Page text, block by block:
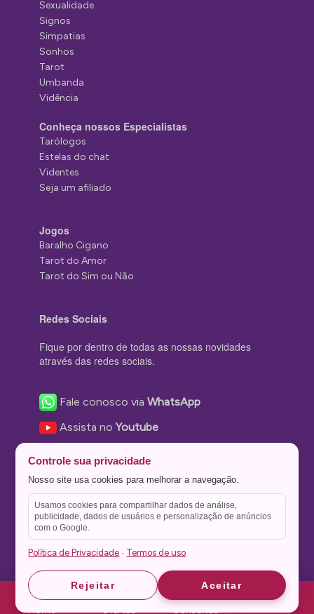
Home Ofertas Consultas
Sexualidade
Signos
Simpatias
Sonhos
Tarot
Umbanda
Vidência
Conheça nossos Especialistas
Tarólogos
Estelas do chat
Videntes
Seja um afiliado
Jogos
Baralho Cigano
Tarot do Amor
Tarot do Sim ou Não
Redes Sociais
Fique por dentro de todas as nossas novidades
através das redes sociais.
Fale conosco viaWhatsApp
Assista noYoutube
Nos siga no Instagram
Nos siga noTwitter
Salve no
Theme Stone Blog Powered byWordPress
Controle sua privacidade
Nosso site usa cookies para melhorar a navegação.
Usamos cookies para compartilhar dados de análise,
publicidade, dados de usuários e personalização de anúncios
com o Google.
Política de Privacidade · Termos de uso
Rejeitar Aceitar